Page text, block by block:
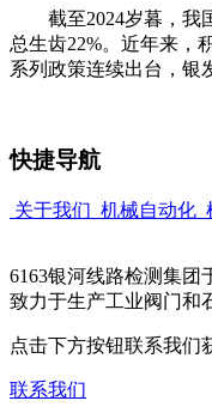
截至2024岁暮，我国
总生齿22%。近年来，
系列政策连续出台，银
快捷导航
关于我们 机械自动化
6163银河线路检测集团
致力于生产工业阀门和
点击下方按钮联系我们
联系我们